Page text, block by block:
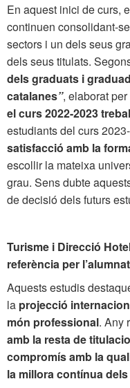
En aquest inici de curs,
continuen consolidant-
sectors i un dels seus
dels seus titulats.
dels graduats i
catalanes”, elaborat
el curs 2022-2023
estudiants del curs
satisfacció amb la
escollir la mateixa
grau. Sens dubte
de decisió dels futurs
Turisme i Direcció
referència per l’alumnat
Aquests estudis
la projecció
món professional. Any
amb la resta de
compromís amb la
la millora contínua